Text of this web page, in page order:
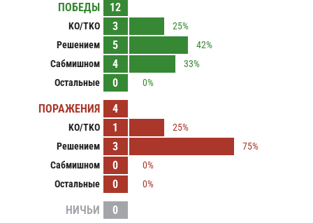
ПОБЕДЫ
12
KO/TKO 3
25%
Решением
5
42%
Сабмишном
4
33%
Остальные
0 0%
ПОРАЖЕНИЯ 4
KO/TKO 1
25%
Решением
3
75%
Сабмишном
0
0%
Остальные
0 0%
НИЧЬИ
0